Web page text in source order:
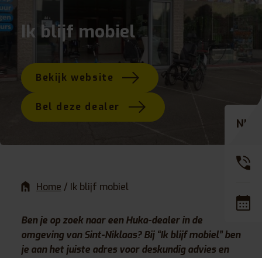
Ik blijf mobiel
Bekijk website
Bel deze dealer
Home / Ik blijf mobiel
Ben je op zoek naar een Huka-dealer in de
omgeving van Sint-Niklaas? Bij “Ik blijf mobiel” ben
je aan het juiste adres voor deskundig advies en
NL